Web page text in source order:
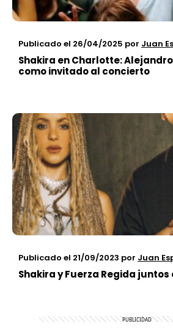
Publicado el 26/04/2025 por Juan
Shakira en Charlotte:
como invitado al concierto
Publicado el 21/09/2023 por Juan
Shakira y Fuerza Regida juntos